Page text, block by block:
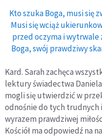
Kto szuka Boga, musi się
Musi się wciąż
przed oczyma i wytrwale
Boga, swój prawdziwy
Kard. Sarah zachęca
lektury świadectwa
mogli się utwierdzić w
odnośnie do tych
wyrazem prawdziwej
Kościół ma odpowiedź na